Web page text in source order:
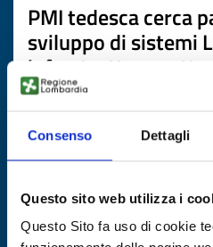
Consenso Dettagli
Questo sito web utilizza i
Questo Sito fa uso di cookie
PMI tedesca cerca
sviluppo di sistemi
infrastrutture
ID EEN: TODE20260302010